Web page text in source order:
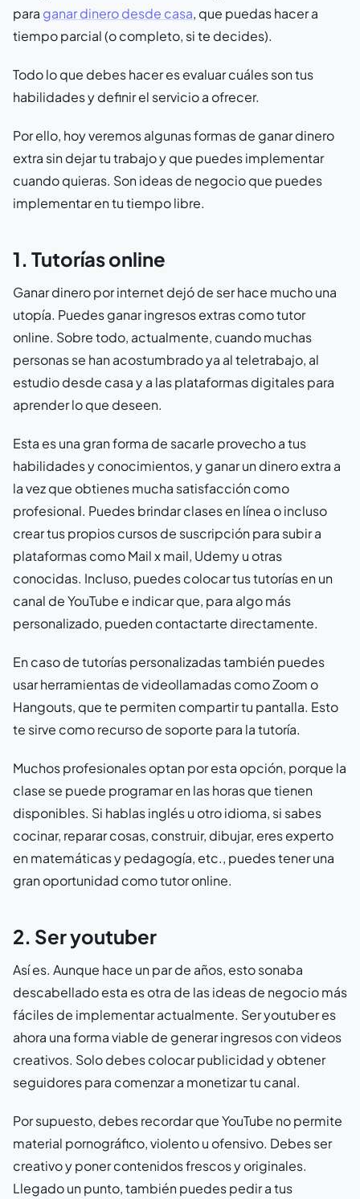
para ganar dinero desde casa, que puedas hacer a
tiempo parcial (o completo, si te decides).
Todo lo que debes hacer es evaluar cuáles son tus
habilidades y definir el servicio a ofrecer.
Por ello, hoy veremos algunas formas de ganar dinero
extra sin dejar tu trabajo y que puedes implementar
cuando quieras. Son ideas de negocio que puedes
implementar en tu tiempo libre.
1. Tutorías online
Ganar dinero por internet dejó de ser hace mucho una
utopía. Puedes ganar ingresos extras como tutor
online. Sobre todo, actualmente, cuando muchas
personas se han acostumbrado ya al teletrabajo, al
estudio desde casa y a las plataformas digitales para
aprender lo que deseen.
Esta es una gran forma de sacarle provecho a tus
habilidades y conocimientos, y ganar un dinero extra a
la vez que obtienes mucha satisfacción como
profesional. Puedes brindar clases en línea o incluso
crear tus propios cursos de suscripción para subir a
plataformas como Mail x mail, Udemy u otras
conocidas. Incluso, puedes colocar tus tutorías en un
canal de YouTube e indicar que, para algo más
personalizado, pueden contactarte directamente.
En caso de tutorías personalizadas también puedes
usar herramientas de videollamadas como Zoom o
Hangouts, que te permiten compartir tu pantalla. Esto
te sirve como recurso de soporte para la tutoría.
Muchos profesionales optan por esta opción, porque la
clase se puede programar en las horas que tienen
disponibles. Si hablas inglés u otro idioma, si sabes
cocinar, reparar cosas, construir, dibujar, eres experto
en matemáticas y pedagogía, etc., puedes tener una
gran oportunidad como tutor online.
2. Ser youtuber
Así es. Aunque hace un par de años, esto sonaba
descabellado esta es otra de las ideas de negocio más
fáciles de implementar actualmente. Ser youtuber es
ahora una forma viable de generar ingresos con videos
creativos. Solo debes colocar publicidad y obtener
seguidores para comenzar a monetizar tu canal.
Por supuesto, debes recordar que YouTube no permite
material pornográfico, violento u ofensivo. Debes ser
creativo y poner contenidos frescos y originales.
Llegado un punto, también puedes pedir a tus